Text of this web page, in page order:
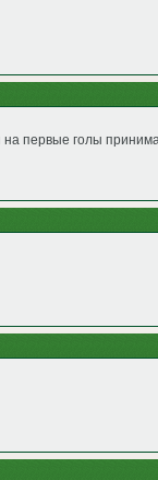
на первые голы